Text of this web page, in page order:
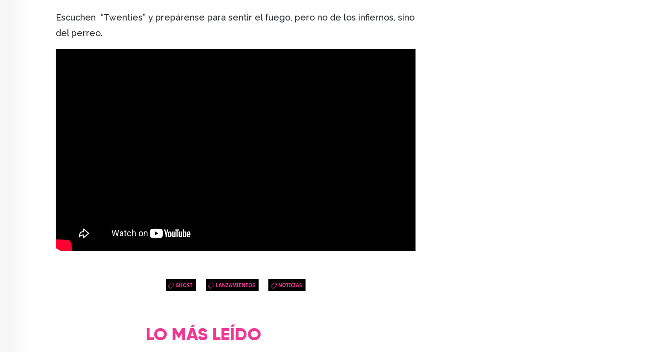
Escuchen “Twenties” y prepárense para sentir el fuego, pero no de los infiernos, sino
del perreo.
GHOST LANZAMIENTOS NOTICIAS
LO MÁS LEÍDO